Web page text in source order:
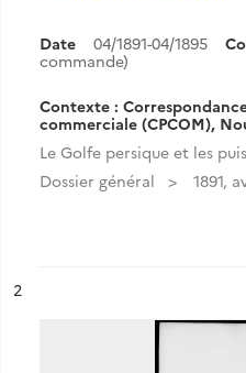
Date 04/1891-04/1895
commande)
Contexte :
commerciale (CPCOM),
Le Golfe persique et les
Dossier général
1891,
n°
2